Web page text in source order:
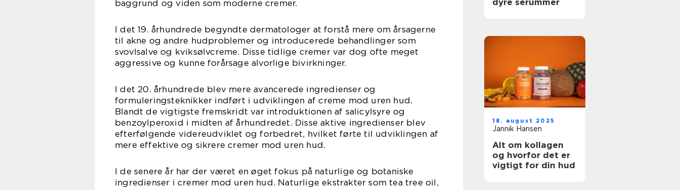
baggrund og viden som moderne cremer.
I det 19. århundrede begyndte dermatologer at forstå mere om årsagerne
til akne og andre hudproblemer og introducerede behandlinger som
svovlsalve og kviksølvcreme. Disse tidlige cremer var dog ofte meget
aggressive og kunne forårsage alvorlige bivirkninger.
I det 20. århundrede blev mere avancerede ingredienser og
formuleringsteknikker indført i udviklingen af creme mod uren hud.
Blandt de vigtigste fremskridt var introduktionen af salicylsyre og
benzoylperoxid i midten af århundredet. Disse aktive ingredienser blev
efterfølgende videreudviklet og forbedret, hvilket førte til udviklingen af
mere effektive og sikrere cremer mod uren hud.
I de senere år har der været en øget fokus på naturlige og botaniske
ingredienser i cremer mod uren hud. Naturlige ekstrakter som tea tree oil,
dyre serummer
18. august 2025
Jannik Hansen
Alt om kollagen
og hvorfor det er
vigtigt for din hud